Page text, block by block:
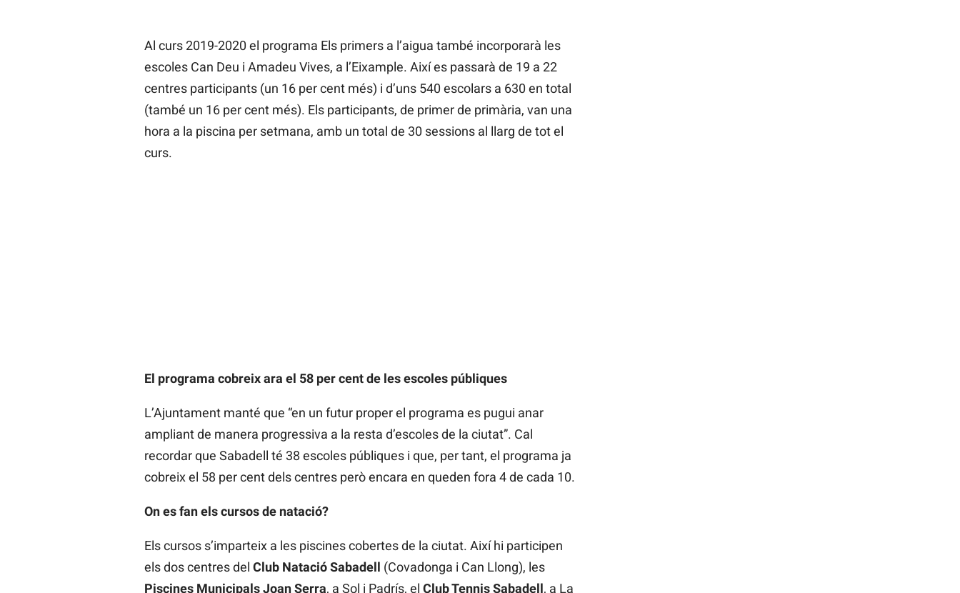
Al curs 2019-2020 el programa Els primers a l’aigua també incorporarà les
escoles Can Deu i Amadeu Vives, a l’Eixample. Així es passarà de 19 a 22
centres participants (un 16 per cent més) i d’uns 540 escolars a 630 en total
(també un 16 per cent més). Els participants, de primer de primària, van una
hora a la piscina per setmana, amb un total de 30 sessions al llarg de tot el
curs.
El programa cobreix ara el 58 per cent de les escoles públiques
L’Ajuntament manté que “en un futur proper el programa es pugui anar
ampliant de manera progressiva a la resta d’escoles de la ciutat”. Cal
recordar que Sabadell té 38 escoles públiques i que, per tant, el programa ja
cobreix el 58 per cent dels centres però encara en queden fora 4 de cada 10.
On es fan els cursos de natació?
Els cursos s’imparteix a les piscines cobertes de la ciutat. Així hi participen
els dos centres del Club Natació Sabadell (Covadonga i Can Llong), les
Piscines Municipals Joan Serra, a Sol i Padrís, el Club Tennis Sabadell, a La